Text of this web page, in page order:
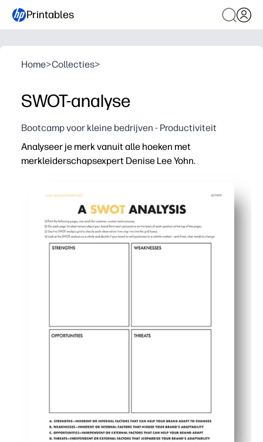
Printables
Home>Collecties>
SWOT-analyse
Bootcamp voor kleine bedrijven - Productiviteit
Analyseer je merk vanuit alle hoeken met
merkleiderschapsexpert Denise Lee Yohn.